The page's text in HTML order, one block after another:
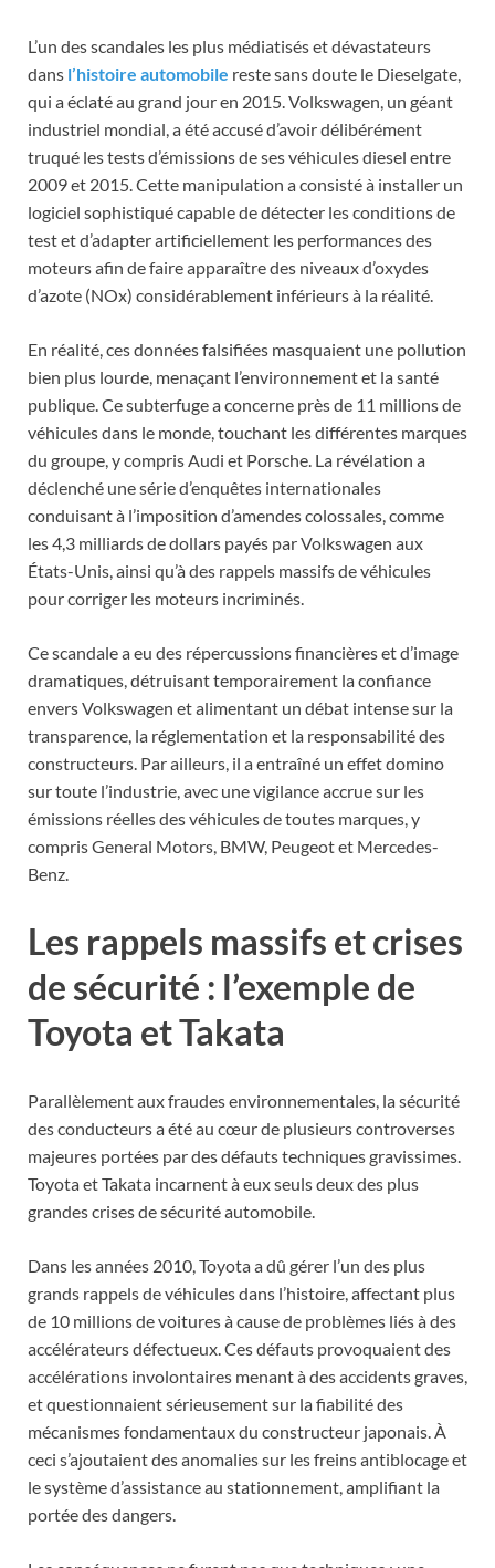
L’un des scandales les plus médiatisés et dévastateurs
dans l’histoire automobile reste sans doute le Dieselgate,
qui a éclaté au grand jour en 2015. Volkswagen, un géant
industriel mondial, a été accusé d’avoir délibérément
truqué les tests d’émissions de ses véhicules diesel entre
2009 et 2015. Cette manipulation a consisté à installer un
logiciel sophistiqué capable de détecter les conditions de
test et d’adapter artificiellement les performances des
moteurs afin de faire apparaître des niveaux d’oxydes
d’azote (NOx) considérablement inférieurs à la réalité.
En réalité, ces données falsifiées masquaient une pollution
bien plus lourde, menaçant l’environnement et la santé
publique. Ce subterfuge a concerne près de 11 millions de
véhicules dans le monde, touchant les différentes marques
du groupe, y compris Audi et Porsche. La révélation a
déclenché une série d’enquêtes internationales
conduisant à l’imposition d’amendes colossales, comme
les 4,3 milliards de dollars payés par Volkswagen aux
États-Unis, ainsi qu’à des rappels massifs de véhicules
pour corriger les moteurs incriminés.
Ce scandale a eu des répercussions financières et d’image
dramatiques, détruisant temporairement la confiance
envers Volkswagen et alimentant un débat intense sur la
transparence, la réglementation et la responsabilité des
constructeurs. Par ailleurs, il a entraîné un effet domino
sur toute l’industrie, avec une vigilance accrue sur les
émissions réelles des véhicules de toutes marques, y
compris General Motors, BMW, Peugeot et Mercedes-
Benz.
Les rappels massifs et crises
de sécurité : l’exemple de
Toyota et Takata
Parallèlement aux fraudes environnementales, la sécurité
des conducteurs a été au cœur de plusieurs controverses
majeures portées par des défauts techniques gravissimes.
Toyota et Takata incarnent à eux seuls deux des plus
grandes crises de sécurité automobile.
Dans les années 2010, Toyota a dû gérer l’un des plus
grands rappels de véhicules dans l’histoire, affectant plus
de 10 millions de voitures à cause de problèmes liés à des
accélérateurs défectueux. Ces défauts provoquaient des
accélérations involontaires menant à des accidents graves,
et questionnaient sérieusement sur la fiabilité des
mécanismes fondamentaux du constructeur japonais. À
ceci s’ajoutaient des anomalies sur les freins antiblocage et
le système d’assistance au stationnement, amplifiant la
portée des dangers.